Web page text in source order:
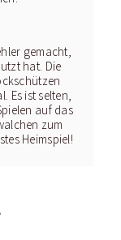
gemacht,
hat. Die
Es ist selten,
auf das
zum
Heimspiel!